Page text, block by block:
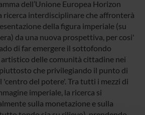
dell’Unione Europea Horizon
ricerca interdisciplinare che affronterà
della figura imperiale (su
da una nuova prospettiva, per cosi'
di far emergere il sottofondo
delle comunità cittadine nei
che privilegiando il punto di
del potere'. Tra tutti i mezzi di
imperiale, la ricerca si
sulla monetazione e sulla